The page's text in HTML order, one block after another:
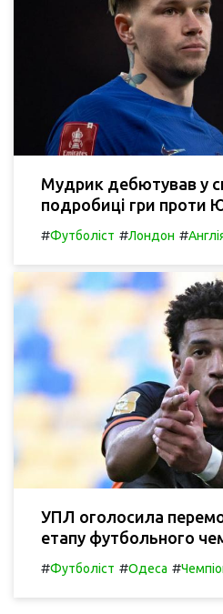
Мудрик дебютував у
подробиці гри проти
#Футболіст #Лондон #
УПЛ оголосила
етапу футбольного
#Футболіст #Одеса #